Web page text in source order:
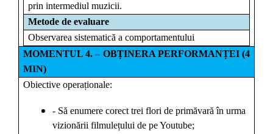
prin intermediul muzicii.
Metode de evaluare
Observarea sistematică a comportamentului
MOMENTUL 4. – OBȚINERA PERFORMANȚEI (4
MIN)
Obiective operaționale:
- Să enumere corect trei flori de primăvară în urma
vizionării filmulețului de pe Youtube;